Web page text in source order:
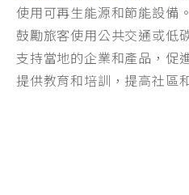
使用可再生能源和節能設備。
鼓勵旅客使用公共交通或低
支持當地的企業和產品，促
提供教育和培訓，提高社區